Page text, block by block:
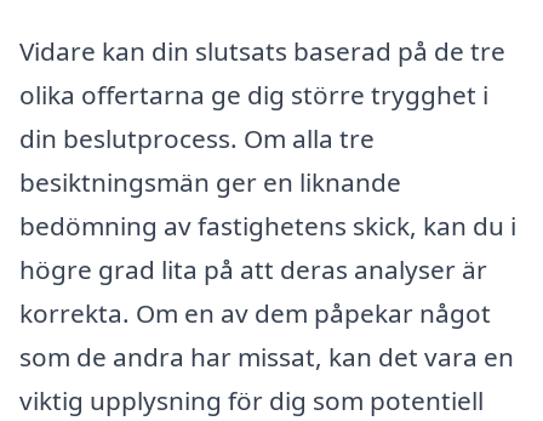
Vidare kan din slutsats baserad på de tre
olika offertarna ge dig större trygghet i
din beslutprocess. Om alla tre
besiktningsmän ger en liknande
bedömning av fastighetens skick, kan du i
högre grad lita på att deras analyser är
korrekta. Om en av dem påpekar något
som de andra har missat, kan det vara en
viktig upplysning för dig som potentiell